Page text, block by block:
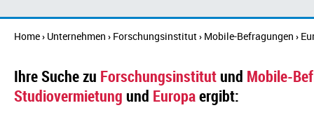
Home› Unternehmen › Forschungsinstitut› Mobile-Befragungen ›
Ihre Suche zu Forschungsinstitutund Mobile-
Studiovermietung und Europaergibt: